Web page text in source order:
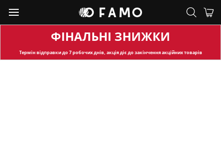
ФІНАЛЬНІ ЗНИЖКИ
Термін відправкидо 7 робочих днів, акція діє до закінчення акційних товарів